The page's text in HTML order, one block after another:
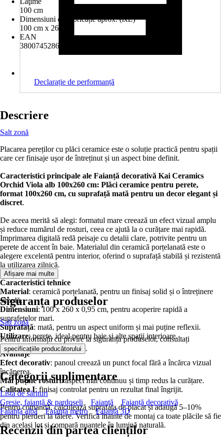
100 cm
Dimensiuni de fabricație aprox. (lxL)
100 cm x 260 cm
EAN
3800745286953
Declarație de performanță
Descriere
Salt zonă
Placarea pereților cu plăci ceramice este o soluție practică pentru spații
care cer finisaje ușor de întreținut și un aspect bine definit.
Caracteristici principale ale Faianță decorativă Kai Ceramics
Orchid Viola alb 100x260 cm: Plăci ceramice pentru perete,
format 100x260 cm, cu suprafață mată pentru un decor elegant și
discret.
De aceea merită să alegi: formatul mare creează un efect vizual amplu
și reduce numărul de rosturi, ceea ce ajută la o curățare mai rapidă.
Imprimarea digitală redă peisaje cu detalii clare, potrivite pentru un
perete de accent în baie. Materialul din ceramică porțelanată este o
alegere excelentă pentru interior, oferind o suprafață stabilă și rezistentă
la utilizarea zilnică.
Caracteristici tehnice
Material: ceramică porțelanată, pentru un finisaj solid și o întreținere
simplă.
Dimensiuni: 100 x 260 x 0,95 cm, pentru acoperire rapidă a
suprafețelor mari.
Suprafață: mată, pentru un aspect uniform și mai puține reflexii.
Utilizare: perete, ideal pentru baie și alte spații interioare.
Avantaje
Efect decorativ: panoul creează un punct focal fără a încărca vizual
încăperea.
Mai puține rosturi: aspect mai continuu și timp redus la curățare.
Calitatea I: finisaj controlat pentru un rezultat final îngrijit.
Pentru comandă, calculează suprafața de placat și adaugă 5–10%
pentru pierderi la tăiere. Verifică înainte de montaj ca toate plăcile să fie
din același lot și compară nuanțele în lumină naturală.
Afișare mai multe
Siguranța produselor
Salt zonă
Pentru informații cu privire la siguranța produselor, consultați
specificațiile producătorului .
Categorii suplimentare
Lista de sărituri
Gresie, faianță & pardoseli
Faianţă
Faianță decorativă
Faianță albă
Faianță metro Faianță 3D
Recenzii din partea clienților